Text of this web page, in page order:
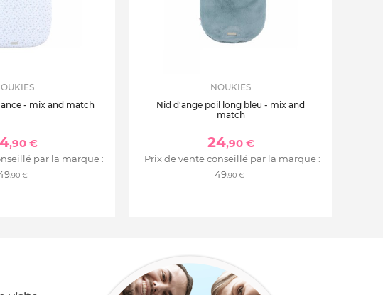
- mix and match
,90 €
par la marque :
,90 €
NOUKIES
Nid d'ange poil long bleu - mix and
match
24,90 €
Prix de vente conseillé par la marque :
49,90 €